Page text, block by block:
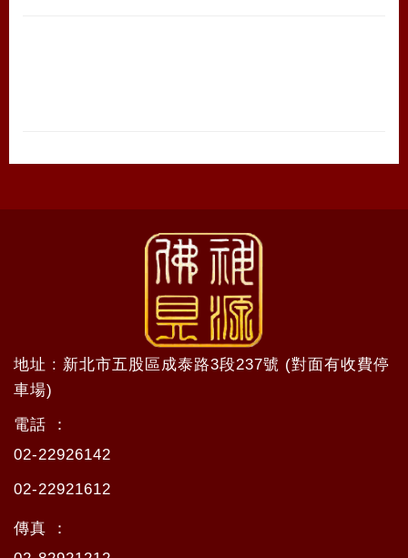
地址 : 新北市五股區成泰路3段237號 (對面有收費停
車場)
電話 ：
02-22926142
02-22921612
傳真 ：